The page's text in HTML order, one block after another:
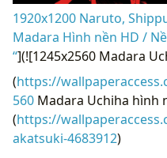
1920x1200 Naruto,
Madara Hình nền HD /
“](![1245x2560 Madara
(https://
560 Madara Uchiha hình
(https://
akatsuki-4683912)